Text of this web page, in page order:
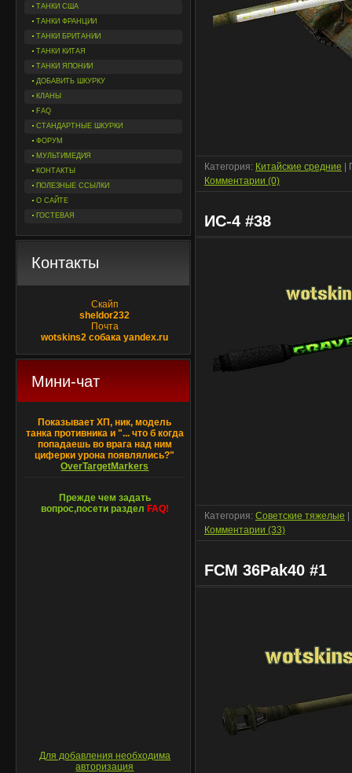
ТАНКИ США
ТАНКИ ФРАНЦИИ
ТАНКИ БРИТАНИИ
ТАНКИ КИТАЯ
ТАНКИ ЯПОНИИ
ДОБАВИТЬ ШКУРКУ
КЛАНЫ
FAQ
СТАНДАРТНЫЕ ШКУРКИ
ФОРУМ
МУЛЬТИМЕДИЯ
КОНТАКТЫ
ПОЛЕЗНЫЕ ССЫЛКИ
О САЙТЕ
ГОСТЕВАЯ
Контакты
Скайп
sheldor232
Почта
wotskins2 собака yandex.ru
Мини-чат
Показывает ХП, ник, модель
танка противника и "... что б когда
попадаешь во врага над ним
циферки урона появлялись?"
OverTargetMarkers
Прежде чем задать
вопрос,посети раздел FAQ!
Для добавления необходима
авторизация
Категория: Китайские средние |
Комментарии (0)
ИС-4 #38
Категория: Советские тяжелые
Комментарии (33)
FCM 36Pak40 #1